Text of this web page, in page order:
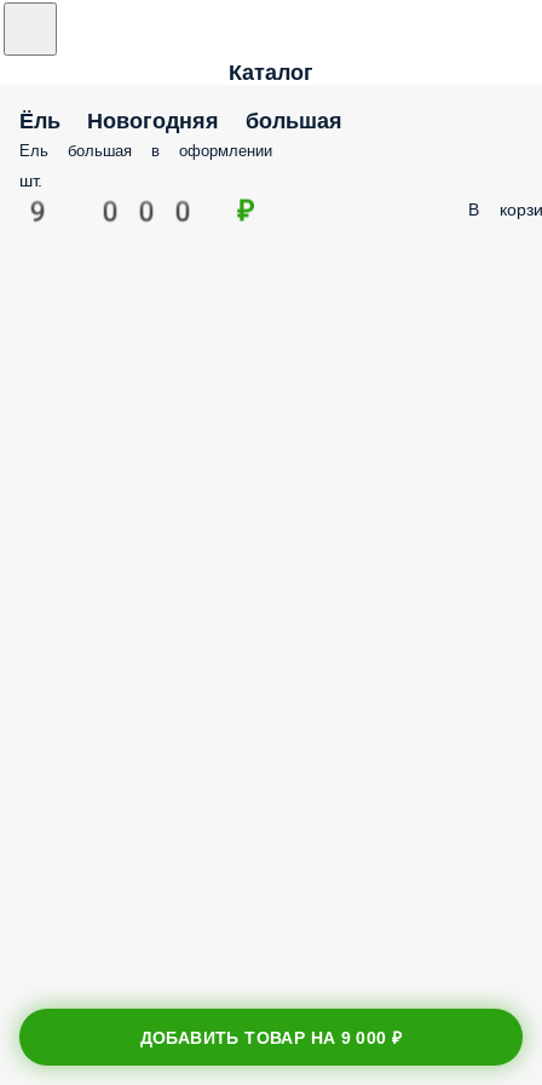
Каталог
Ëль Новогодняя большая
Ель большая в оформлении
шт.
9 000 ₽ В
ДОБАВИТЬ ТОВАР НА 9 000 ₽